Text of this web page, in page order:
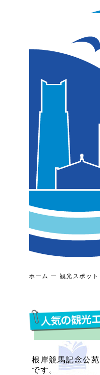
ホーム 観光スポット
根岸競馬記念公
です。